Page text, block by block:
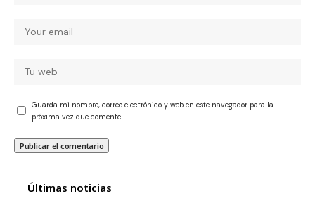
Guarda mi nombre, correo electrónico y web en este navegador para la
próxima vez que comente.
Últimas noticias